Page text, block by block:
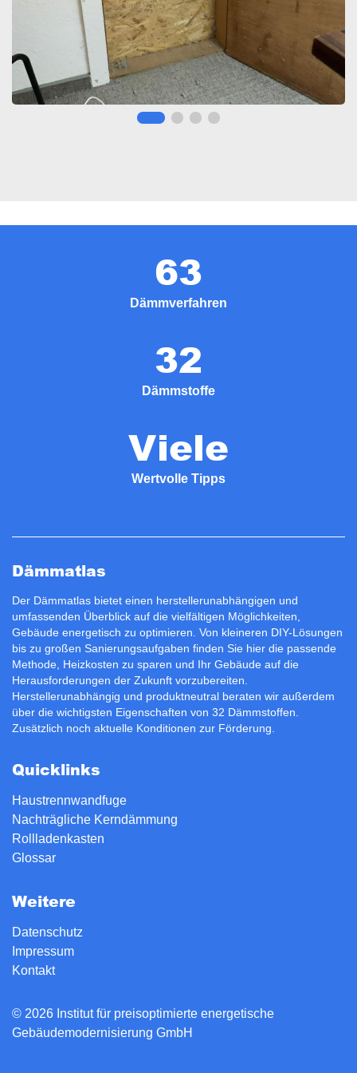
63
Dämmverfahren
32
Dämmstoffe
Viele
Wertvolle Tipps
Dämmatlas
Der Dämmatlas bietet einen herstellerunabhängigen und
umfassenden Überblick auf die vielfältigen Möglichkeiten,
Gebäude energetisch zu optimieren. Von kleineren DIY-Lösungen
bis zu großen Sanierungsaufgaben finden Sie hier die passende
Methode, Heizkosten zu sparen und Ihr Gebäude auf die
Herausforderungen der Zukunft vorzubereiten.
Herstellerunabhängig und produktneutral beraten wir außerdem
über die wichtigsten Eigenschaften von 32 Dämmstoffen.
Zusätzlich noch aktuelle Konditionen zur Förderung
Quicklinks
Haustrennwandfuge
Nachträgliche Kerndämmung
Rollladenkasten
Glossar
Weitere
Datenschutz
Impressum
Kontakt
© 2026 Institut für preisoptimierte energetische
Gebäudemodernisierung GmbH